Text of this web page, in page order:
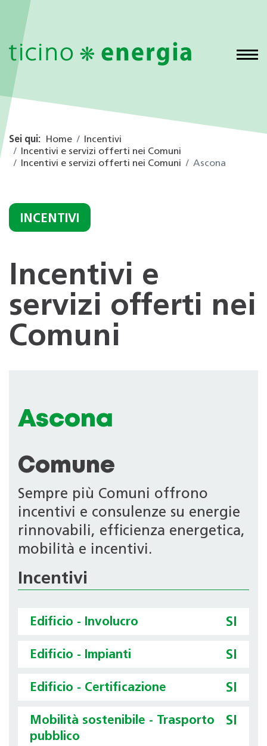
Sei qui: Home
Incentivi
Incentivi e servizi offerti nei Comuni
Incentivi e servizi offerti nei Comuni
Ascona
INCENTIVI
Incentivi e
servizi offerti nei
Comuni
Ascona
Comune
Sempre più Comuni offrono
incentivi e consulenze su energie
rinnovabili, efficienza energetica,
mobilità e incentivi.
Incentivi
Edificio - Involucro SI
Edificio - Impianti SI
Edificio - Certificazione SI
Mobilità sostenibile - Trasporto
pubblico
SI